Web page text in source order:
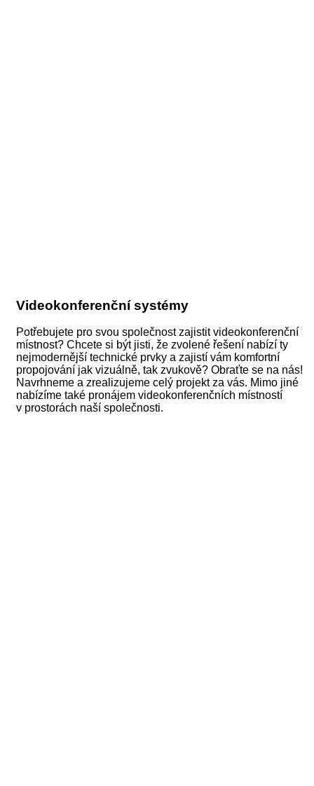
Videokonferenční systémy
Potřebujete pro svou společnost zajistit videokonferenční
místnost? Chcete si být jisti, že zvolené řešení nabízí ty
nejmodernější technické prvky a zajistí vám komfortní
propojování jak vizuálně, tak zvukově? Obraťte se na nás!
Navrhneme a zrealizujeme celý projekt za vás. Mimo jiné
nabízíme také pronájem videokonferenčních místností
v prostorách naší společnosti.